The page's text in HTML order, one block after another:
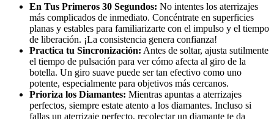
En Tus Primeros 30 Segundos: No intentes los aterrizajes
más complicados de inmediato. Concéntrate en superficies
planas y estables para familiarizarte con el impulso y el tiempo
de liberación. ¡La consistencia genera confianza!
Practica tu Sincronización: Antes de soltar, ajusta sutilmente
el tiempo de pulsación para ver cómo afecta al giro de la
botella. Un giro suave puede ser tan efectivo como uno
potente, especialmente para objetivos más cercanos.
Prioriza los Diamantes: Mientras apuntas a aterrizajes
perfectos, siempre estate atento a los diamantes. Incluso si
fallas un aterrizaje perfecto, recolectar un diamante te da